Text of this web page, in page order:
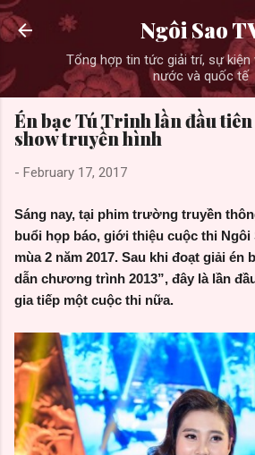
Skip to main
Ngôi Sao
Tổng hợp tin tức giải trí, sự kiện
nước và quốc tế
Én bạc Tú Trinh lần đầu
show truyền hình
- February 17, 2017
Sáng nay, tại phim trường truyền
buổi họp báo, giới thiệu cuộc thi Ngôi
mùa 2 năm 2017. Sau khi đoạt giải én
dẫn chương trình 2013”, đây là lần
gia tiếp một cuộc thi nữa.